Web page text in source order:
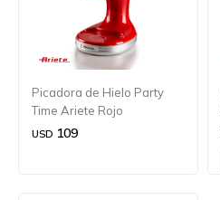
Picadora de Hielo Party
Time Ariete Rojo
USD 109